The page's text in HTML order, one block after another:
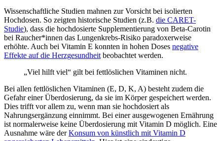
Wissenschaftliche Studien mahnen zur Vorsicht bei isolierten
Hochdosen. So zeigten historische Studien (z.B. die CARET-
Studie), dass die hochdosierte Supplementierung von Beta-Carotin
bei Raucher*innen das Lungenkrebs-Risiko paradoxerweise
erhöhte. Auch bei Vitamin E konnten in hohen Doses negative
Effekte auf die Herzgesundheit beobachtet werden.
„Viel hilft viel“ gilt bei fettlöslichen Vitaminen nicht.
Bei allen fettlöslichen Vitaminen (E, D, K, A) besteht zudem die
Gefahr einer Überdosierung, da sie im Körper gespeichert werden.
Dies trifft vor allem zu, wenn man sie hochdosiert als
Nahrungsergänzung einnimmt. Bei einer ausgewogenen Ernährung
ist normalerweise keine Überdosierung mit Vitamin D möglich. Eine
Ausnahme wäre derKonsum von künstlich mit Vitamin D